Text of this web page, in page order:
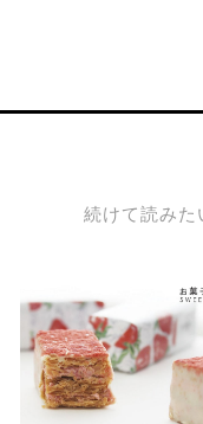
続けて読み